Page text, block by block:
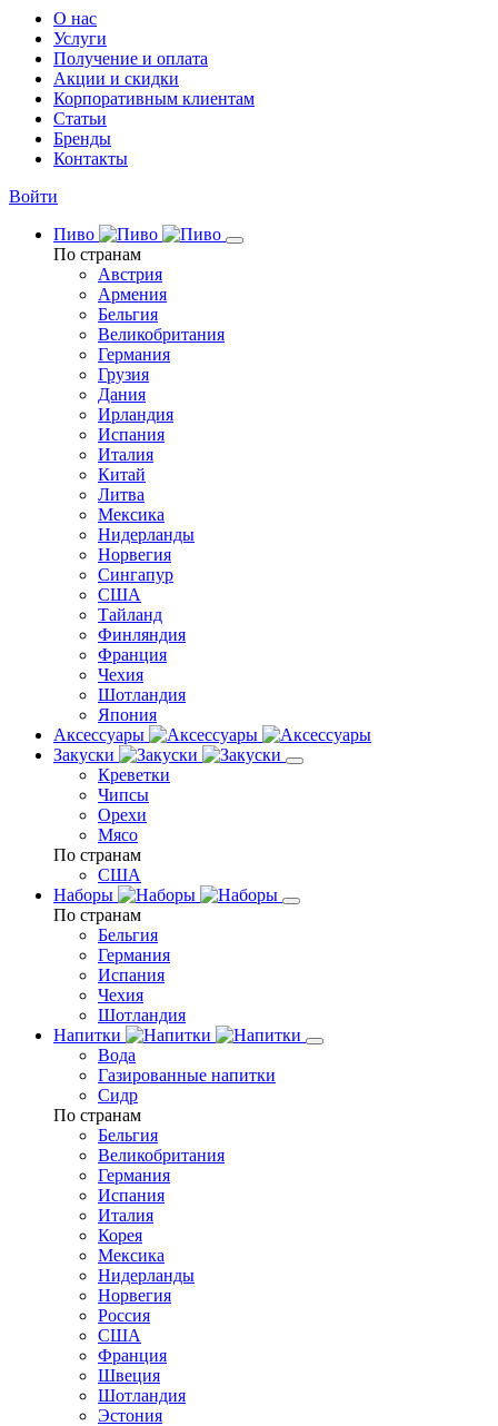
О нас
Услуги
Получение и оплата
Акции и скидки
Корпоративным клиентам
Статьи
Бренды
Контакты
Войти
Пиво
По странам
Австрия
Армения
Бельгия
Великобритания
Германия
Грузия
Дания
Ирландия
Испания
Италия
Китай
Литва
Мексика
Нидерланды
Норвегия
Сингапур
США
Тайланд
Финляндия
Франция
Чехия
Шотландия
Япония
Аксессуары
Закуски
Креветки
Чипсы
Орехи
Мясо
По странам
США
Наборы
По странам
Бельгия
Германия
Испания
Чехия
Шотландия
Напитки
Вода
Газированные напитки
Сидр
По странам
Бельгия
Великобритания
Германия
Испания
Италия
Корея
Мексика
Нидерланды
Норвегия
Россия
США
Франция
Швеция
Шотландия
Эстония